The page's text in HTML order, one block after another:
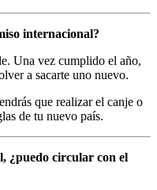
internacional?
Una vez cumplido el año,
a sacarte uno nuevo.
que realizar el canje o
de tu nuevo país.
¿puedo circular con el